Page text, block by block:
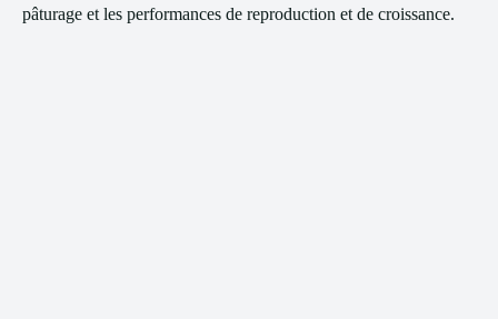
pâturage et les performances de reproduction et de croissance.